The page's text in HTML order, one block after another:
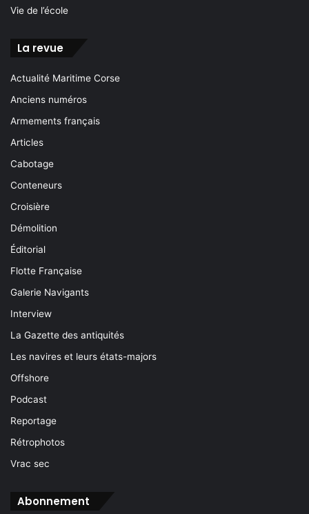
Vie de l’école
La revue
Actualité Maritime Corse
Anciens numéros
Armements français
Articles
Cabotage
Conteneurs
Croisière
Démolition
Éditorial
Flotte Française
Galerie Navigants
Interview
La Gazette des antiquités
Les navires et leurs états-majors
Offshore
Podcast
Reportage
Rétrophotos
Vrac sec
Abonnement